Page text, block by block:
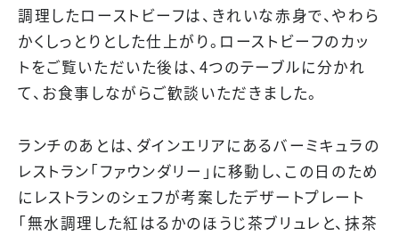
調理したローストビーフは、きれいな赤身で、やわら
かくしっとりとした仕上がり。ローストビーフのカッ
トをご覧いただいた後は、4つのテーブルに分かれ
て、お食事しながらご歓談いただきました。
ランチのあとは、ダインエリアにあるバーミキュラの
レストラン「ファウンダリー」に移動し、この日のため
にレストランのシェフが考案したデザートプレート
「無水調理した紅はるかのほうじ茶ブリュレと、抹茶